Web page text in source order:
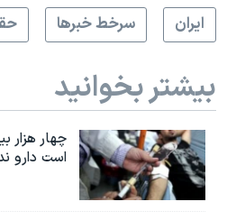
ايران
سرخط خبرها
بیشتر بخوانید
چهار هزار
است دارو